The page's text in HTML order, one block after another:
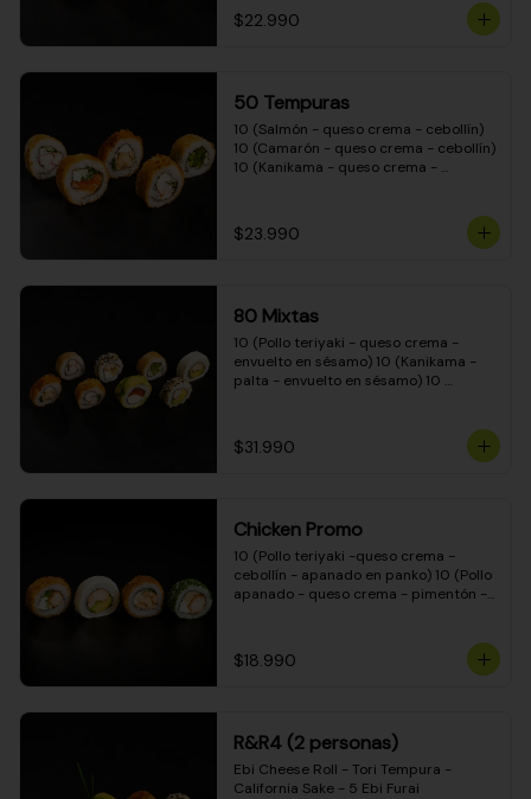
cebollín - envuelto en masa tempura)
10 (Pimentón - queso crema - cebollín
$22.990
50 Tempuras
10 (Salmón - queso crema - cebollín)
10 (Camarón - queso crema - cebollín)
10 (Kanikama - queso crema -
crema - cebollín)
$23.990
80 Mixtas
10 (Pollo teriyaki - queso crema -
envuelto en sésamo) 10 (Kanikama -
palta - envuelto en sésamo) 10
envuelto en queso crema) 10
(Camarón - queso crema - cebollín -
teriyaki - queso crema - cebollín -
envuelto en masa tempura) 10
(Pimentón - queso crema - cebollín -
envuelto en masa tempura)
$31.990
Chicken Promo
10 (Pollo teriyaki -queso crema -
cebollín - apanado en panko) 10 (Pollo
apanado - queso crema - pimentón -
ciboulette) 10 (Pollo teriyaki - palta -
envuelto en queso crema)
$18.990
R&R4 (2 personas)
Ebi Cheese Roll - Tori Tempura -
California Sake - 5 Ebi Furai